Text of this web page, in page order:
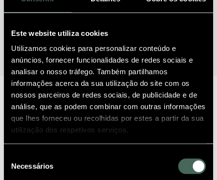
Este website utiliza cookies
Utilizamos cookies para personalizar conteúdo e
anúncios, fornecer funcionalidades de redes sociais e
analisar o nosso tráfego. Também partilhamos
informações acerca da sua utilização do site com os
nossos parceiros de redes sociais, de publicidade e de
análise, que as podem combinar com outras informações
que lhes forneceu ou recolhidas por estes a partir da sua
utilização dos respetivos serviços.
Necessários